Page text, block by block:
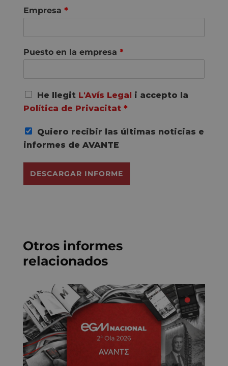
Empresa *
Puesto en la empresa *
A
c
u
r
d
R
P
He llegit L'Avís Legal
i accepto la
Política de Privacitat *
Quiero recibir las últimas noticias e
informes de AVANTE
DESCARGAR INFORME
Otros informes
relacionados